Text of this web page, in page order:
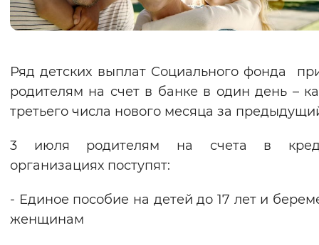
Включены Выключены
Вернуть стандартные настройки
Ряд детских выплат Социального фонда
родителям на счет в банке в один день –
третьего числа нового месяца за
3 июля родителям на счета в
организациях поступят:
- Единое пособие на детей до 17 лет и
женщинам